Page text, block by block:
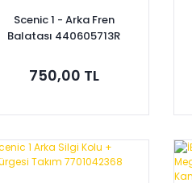
Scenic 1 - Arka Fren
Balatası 440605713R
750,00 TL
Sepete Ekle